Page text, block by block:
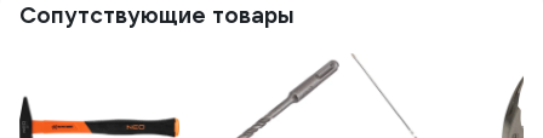
Сопутствующие товары